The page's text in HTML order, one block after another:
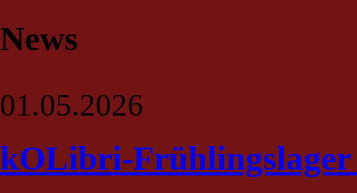
News
01.05.2026
kOLibri-Frühlingslager